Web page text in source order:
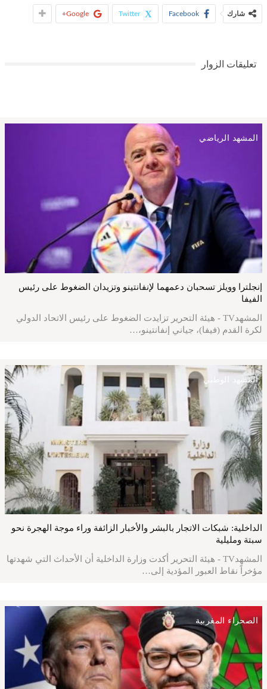
شارك Facebook
Twitter
Google+
تعليقات الزوار
المشهد الرياضي
إنجلترا وويلز تسحبان دعمهما لإنفانتينو وتزيدان الضغوط على رئيس
الفيفا
المشهدTV - هيئة التحرير تزايدت الضغوط على رئيس الاتحاد الدولي
لكرة القدم (فيفا)، جياني إنفانتينو،…
المشهد الوطني
الداخلية: شبكات الاتجار بالبشر والأخبار الزائفة وراء موجة الهجرة نحو
سبتة ومليلية
المشهدTV - هيئة التحرير أكدت وزارة الداخلية أن الأحداث التي شهدتها
مؤخراً نقاط العبور المؤدية إلى…
الصحراء المغربية